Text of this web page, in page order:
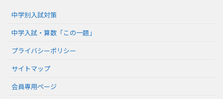
中学別入試対策
中学入試・算数「この一題」
プライバシーポリシー
サイトマップ
会員専用ページ